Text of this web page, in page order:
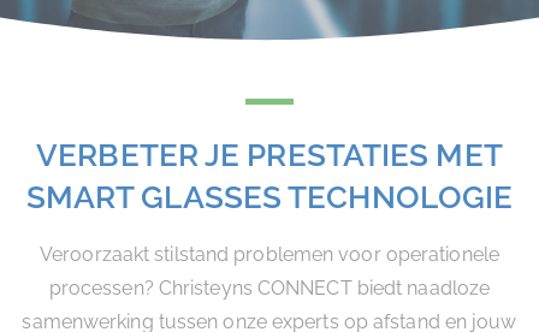
VERBETER JE PRESTATIES MET
SMART GLASSES TECHNOLOGIE
Veroorzaakt stilstand problemen voor operationele
processen? Christeyns CONNECT biedt naadloze
samenwerking tussen onze experts op afstand en jouw